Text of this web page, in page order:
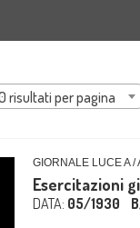
risultati per pagina
GIORNALE LUCE A /
Esercitazioni
DATA: 05/1930